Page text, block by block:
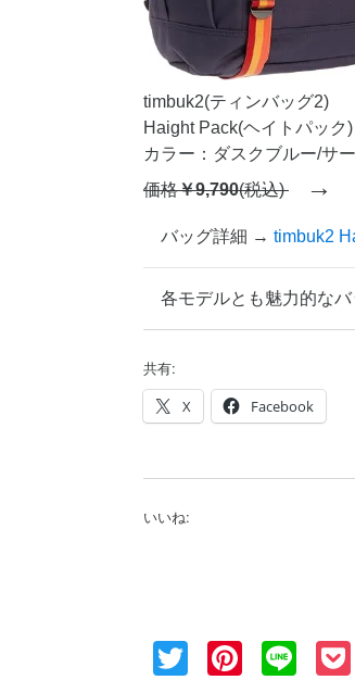
timbuk2(ティンバッグ2)
Haight Pack(ヘイトパック)
カラー：ダスクブルー/サ
価格￥9,790(税込) →
バッグ詳細 → timbuk2
各モデルとも魅力的な
共有:
X Facebook
いいね:
Twitter Line